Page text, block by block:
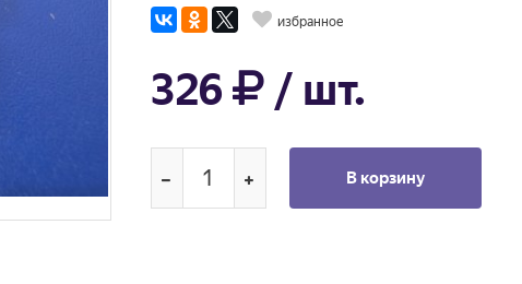
избранное
326 / шт.
В корзину